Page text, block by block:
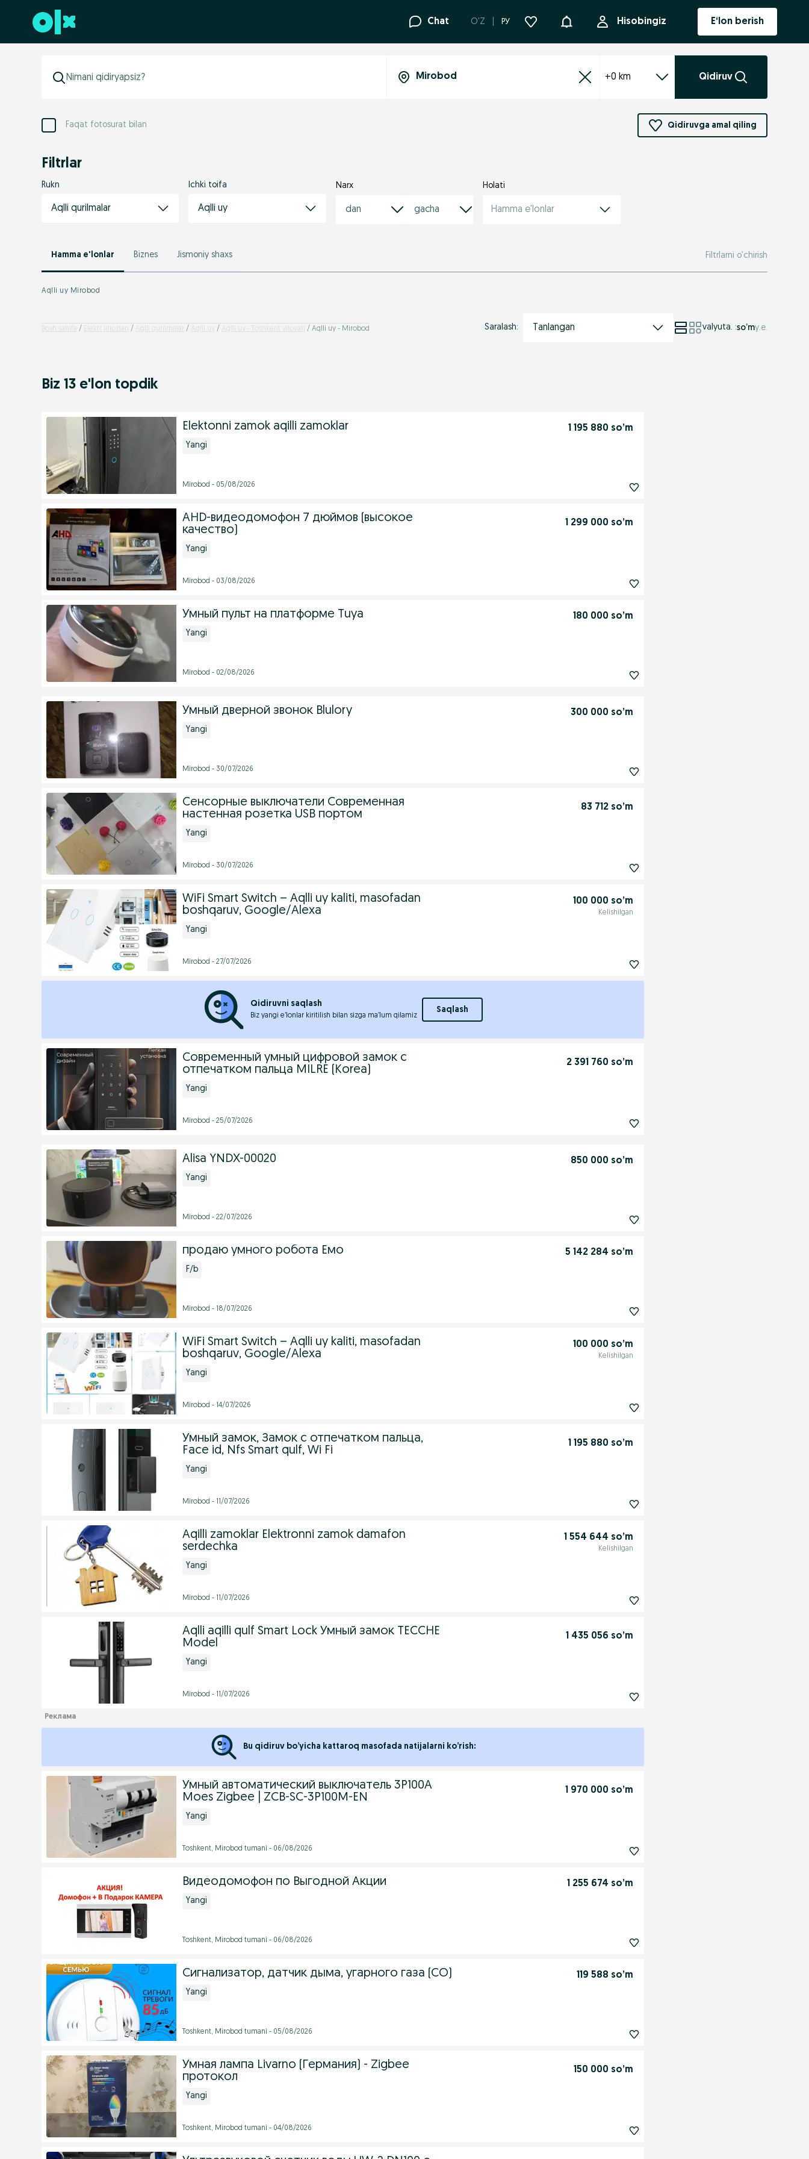
Futerga oʻtish Chat O'Z РУ Bildirishnoma Hisobingiz E‘lon berish
+0 km Qidiruv
Faqat fotosurat bilan Qidiruvga amal qiling
Filtrlar
Rukn
Aqlli qurilmalar
Ichki toifa
Aqlli uy
Narx Holati
Hamma e'lonlar
Hamma e'lonlar Biznes Jismoniy shaxs Filtrlarni o’chirish
Aqlli uy Mirobod
Bosh sahifa Elektr jihozlari Aqlli qurilmalar Aqlli uy Aqlli uy - Toshkent viloyati Aqlli uy - Mirobod Saralash: Tanlangan valyuta. :so’mу.е.
Biz 13 e'lon topdik
Elektonni zamok aqilli zamoklar 1 195 880 so’m
Yangi
Mirobod - 05/08/2026
AHD-видеодомофон 7 дюймов (высокое
качество)
1 299 000 so’m
Yangi
Mirobod - 03/08/2026
Умный пульт на платформе Tuya 180 000 so’m
Yangi
Mirobod - 02/08/2026
Умный дверной звонок Blulory 300 000 so’m
Yangi
Mirobod - 30/07/2026
Сенсорные выключатели Современная
настенная розетка USB портом
83 712 so’m
Yangi
Mirobod - 30/07/2026
WiFi Smart Switch – Aqlli uy kaliti, masofadan
boshqaruv, Google/Alexa
100 000 so’m
Kelishilgan
Yangi
Mirobod - 27/07/2026
Qidiruvni saqlash
Biz yangi e’lonlar kiritilish bilan sizga ma’lum qilamiz
Saqlash
Современный умный цифровой замок с
отпечатком пальца MILRE (Korea)
2 391 760 so’m
Yangi
Mirobod - 25/07/2026
Alisa YNDX-00020 850 000 so’m
Yangi
Mirobod - 22/07/2026
продаю умного робота Емо 5 142 284 so’m
F/b
Mirobod - 18/07/2026
WiFi Smart Switch – Aqlli uy kaliti, masofadan
boshqaruv, Google/Alexa
100 000 so’m
Kelishilgan
Yangi
Mirobod - 14/07/2026
Умный замок, Замок с отпечатком пальца,
Face id, Nfs Smart qulf, Wi Fi
1 195 880 so’m
Yangi
Mirobod - 11/07/2026
Aqilli zamoklar Elektronni zamok damafon
serdechka
1 554 644 so’m
Kelishilgan
Yangi
Mirobod - 11/07/2026
Aqlli aqilli qulf Smart Lock Умный замок TECCHE
Model
1 435 056 so’m
Yangi
Mirobod - 11/07/2026
Bu qidiruv bo’yicha kattaroq masofada natijalarni ko’rish:
Умный автоматический выключатель 3P100A
Moes Zigbee | ZCB-SC-3P100M-EN
1 970 000 so’m
Yangi
Toshkent, Mirobod tumani - 06/08/2026
Видеодомофон по Выгодной Акции 1 255 674 so’m
Yangi
Toshkent, Mirobod tumani - 06/08/2026
Сигнализатор, датчик дыма, угарного газа (CO) 119 588 so’m
Yangi
Toshkent, Mirobod tumani - 05/08/2026
Умная лампа Livarno (Германия) - Zigbee
протокол
150 000 so’m
Yangi
Toshkent, Mirobod tumani - 04/08/2026